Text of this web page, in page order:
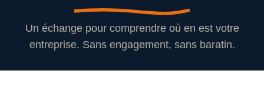
Un échange pour comprendre où en est votre
entreprise. Sans engagement, sans baratin.